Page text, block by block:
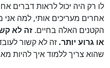
לו רק היה יכול לראות דברים
אחרים מעריכים אותי, למה אני
הקטנים האלה בחיים. זה לא
או גרוע יותר. זה לא קשור
שהוא צריך ללמוד איך להיות